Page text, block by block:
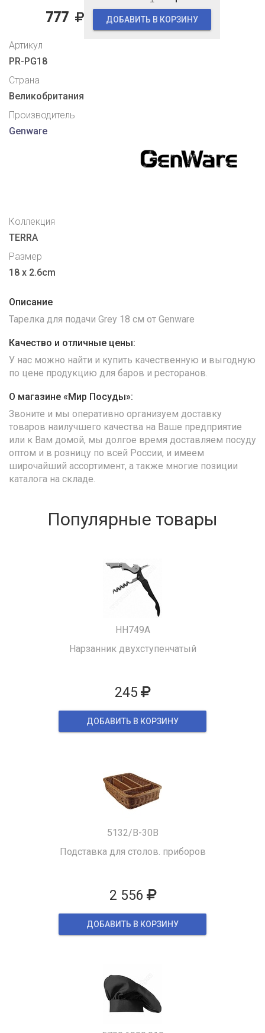
777 ДОБАВИТЬ В КОРЗИНУ
Артикул
PR-PG18
Страна
Великобритания
Производитель
Genware
Коллекция
TERRA
Размер
18 x 2.6cm
Описание
Тарелка для подачи Grey 18 см от Genware
Качество и отличные цены:
У нас можно найти и купить качественную и выгодную
по цене продукцию для баров и ресторанов.
О магазине «Мир Посуды»:
Звоните и мы оперативно организуем доставку
товаров наилучшего качества на Ваше предприятие
или к Вам домой, мы долгое время доставляем посуду
оптом и в розницу по всей России, и имеем
широчайший ассортимент, а также многие позиции
каталога на складе.
Популярные товары
HH749A
Нарзанник двухступенчатый
245
ДОБАВИТЬ В КОРЗИНУ
5132/B-30B
Подставка для столов. приборов
2 556
ДОБАВИТЬ В КОРЗИНУ